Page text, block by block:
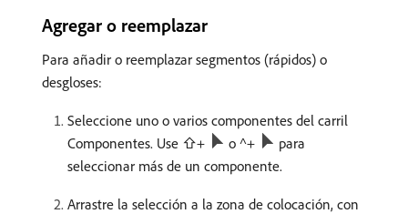
Agregar o reemplazar
Para añadir o reemplazar segmentos (rápidos) o
desgloses:
Seleccione uno o varios componentes del carril
Componentes. Use ⇧+
o ^+
para
seleccionar más de un componente.
Arrastre la selección a la zona de colocación, con